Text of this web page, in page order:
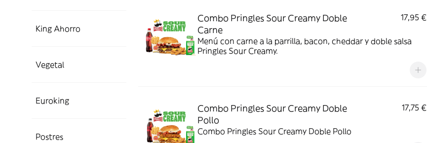
King Ahorro
Vegetal
Euroking
Postres
Combo Pringles Sour Creamy Doble
Carne
17,95 €
Menú con carne a la parrilla, bacon, cheddar y doble salsa
Pringles Sour Creamy.
Combo Pringles Sour Creamy Doble
Pollo
17,75 €
Combo Pringles Sour Creamy Doble Pollo